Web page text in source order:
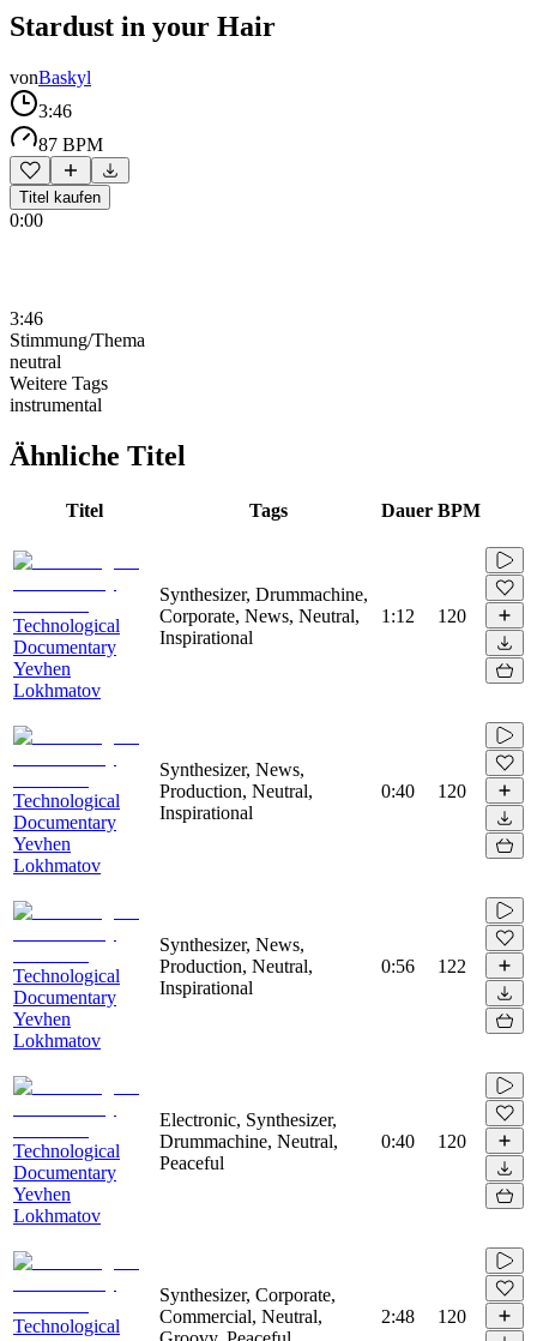
Stardust in your Hair
vonBaskyl
3:46
87 BPM
Titel kaufen
0:00
3:46
Stimmung/Thema
neutral
Weitere Tags
instrumental
Ähnliche Titel
Titel Tags Dauer BPM
Technological
Documentary
Yevhen
Lokhmatov
Synthesizer, Drummachine,
Corporate, News, Neutral,
Inspirational
1:12 120
Technological
Documentary
Yevhen
Lokhmatov
Synthesizer, News,
Production, Neutral,
Inspirational
0:40 120
Technological
Documentary
Yevhen
Lokhmatov
Synthesizer, News,
Production, Neutral,
Inspirational
0:56 122
Technological
Documentary
Yevhen
Lokhmatov
Electronic, Synthesizer,
Drummachine, Neutral,
Peaceful
0:40 120
Technological
Synthesizer, Corporate,
Commercial, Neutral,
2:48 120